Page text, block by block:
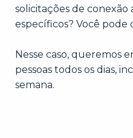
solicitações de conexão
específicos? Você pode
Nesse caso, queremos
pessoas todos os dias,
semana.